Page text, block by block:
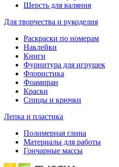
Шерсть для валяния
Для творчества и рукоделия
Раскраски по номерам
Наклейки
Книги
Фурнитура для игрушек
Флористика
Фоамиран
Краски
Спицы и крючки
Лепка и пластика
Полимерная глина
Материалы для работы
Гончарные массы